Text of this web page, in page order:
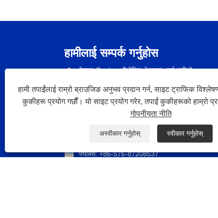
हामीलाई सम्पर्क गर्नुहोस
ठेगाना: Puqing औद्योगिक क्षेत्रहरू, माईआनीको s
प्रान्त, चीन
टेलिफोन:+86-576-87208157
+86-13586189388
juhang@juhangkj.com.cn
फ्याक्स: +86-576-87208537
हामी तपाईंलाई राम्रो ब्राउजिङ अनुभव प्रदान गर्न, साइट ट्राफिक
कुकीहरू प्रयोग गर्छौं। यो साइट प्रयोग गरेर, तपाईं कुकीहरूको हाम्रो
गोपनीयता नीति
अस्वीकार गर्नुहोस् स्वीकार गर्नुहोस्